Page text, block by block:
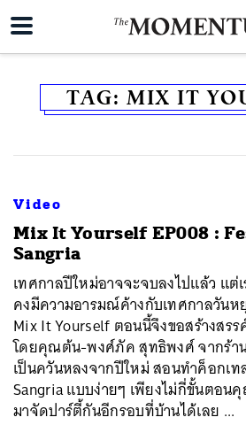
TAG: MIX IT
Video
Mix It Yourself EP008 :
Sangria
เทศกาลปีใหม่อาจจะจบลงไปแล้ว แต่
คงมีความอารมณ์ค้างกับเทศกาลวัน
Mix It Yourself ตอนนี้จึงขอสร้างสร
โดยคุณต้น-พงศ์ภัค สุทธิพงศ์ จากร้า
เป็นควันหลงจากปีใหม่ สอนทำค็อกเท
Sangria แบบง่ายๆ เพียงไม่กี่ขั้นตอน
มาจัดปาร์ตี้กันอีกรอบที่บ้านได้เลย ...